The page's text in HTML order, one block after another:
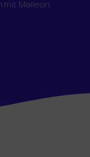
Maileon.